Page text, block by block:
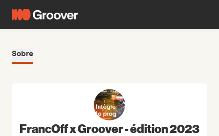
Sobre
FrancOff x Groover - édition 2023